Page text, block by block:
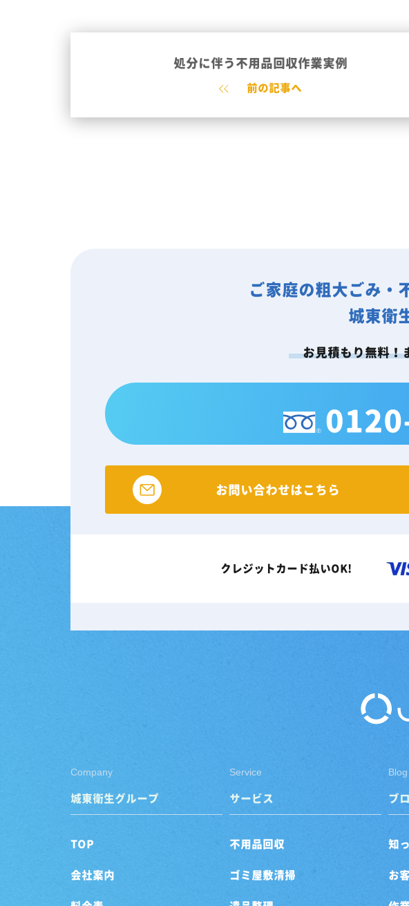
処分に伴う不用品回収作業実例
前の記事へ
ご家庭の粗大ごみ・
城東衛
お見積もり無料！
お問い合わせはこちら
クレジットカード払いOK!
Company
城東衛生グループ
TOP
会社案内
Service
サービス
不用品回収
ゴミ屋敷清掃
Blog
ブ
知
お